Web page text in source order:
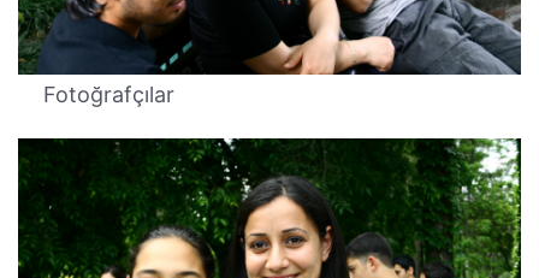
Fotoğrafçılar